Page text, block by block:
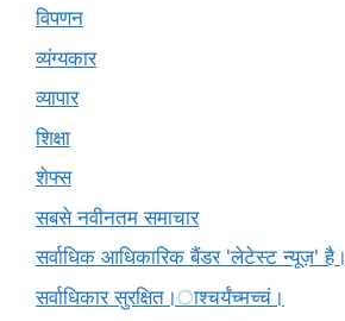
विपणन
व्यंग्यकार
व्यापार
शिक्षा
शेफ्स
सबसे नवीनतम समाचार
सर्वाधिक आधिकारिक बैंडर 'लेटेस्ट न्यूज़' है।
सर्वाधिकार सुरक्षित।ाश्चर्यंच्मच्चं।